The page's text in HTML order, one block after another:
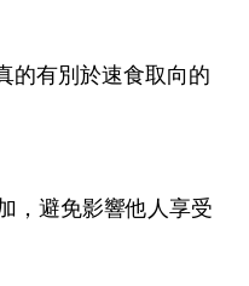
的有別於速食取向的
，避免影響他人享受